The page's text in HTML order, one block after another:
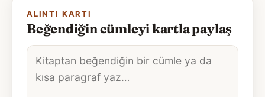
ALINTI KARTI
Beğendiğin cümleyi kartla paylaş
Alıntı
metni